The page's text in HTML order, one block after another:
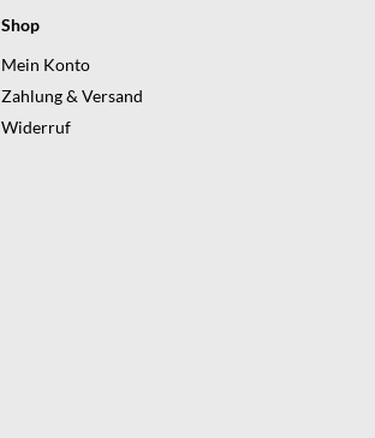
Shop
Mein Konto
Zahlung & Versand
Widerruf